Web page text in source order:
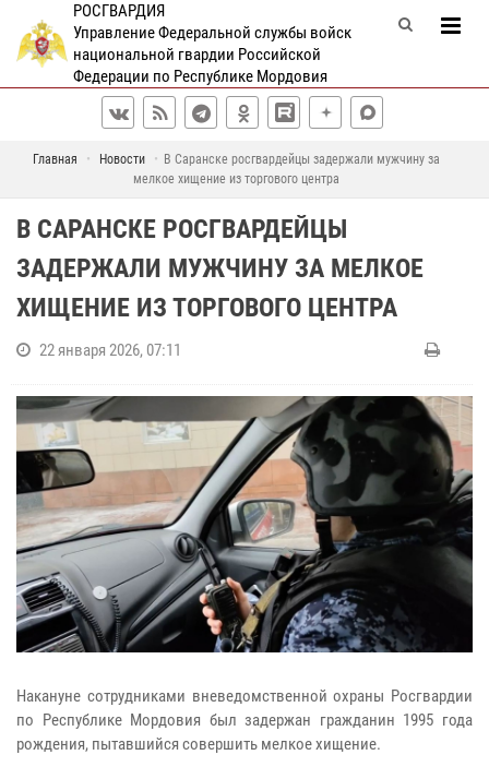
РОСГВАРДИЯ
Управление Федеральной службы войск
национальной гвардии Российской
Федерации по Республике Мордовия
Главная Новости
В Саранске росгвардейцы задержали мужчину за
мелкое хищение из торгового центра
В САРАНСКЕ РОСГВАРДЕЙЦЫ
ЗАДЕРЖАЛИ МУЖЧИНУ ЗА МЕЛКОЕ
ХИЩЕНИЕ ИЗ ТОРГОВОГО ЦЕНТРА
22 января 2026, 07:11
Накануне сотрудниками вневедомственной охраны Росгвардии
по Республике Мордовия был задержан гражданин 1995 года
рождения, пытавшийся совершить мелкое хищение.